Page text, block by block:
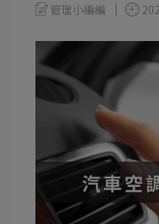
管理小編編